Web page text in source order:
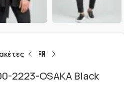
2223-OSAKA Black